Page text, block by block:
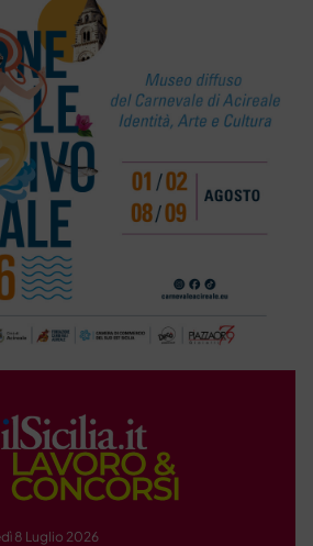
8 Luglio 2026